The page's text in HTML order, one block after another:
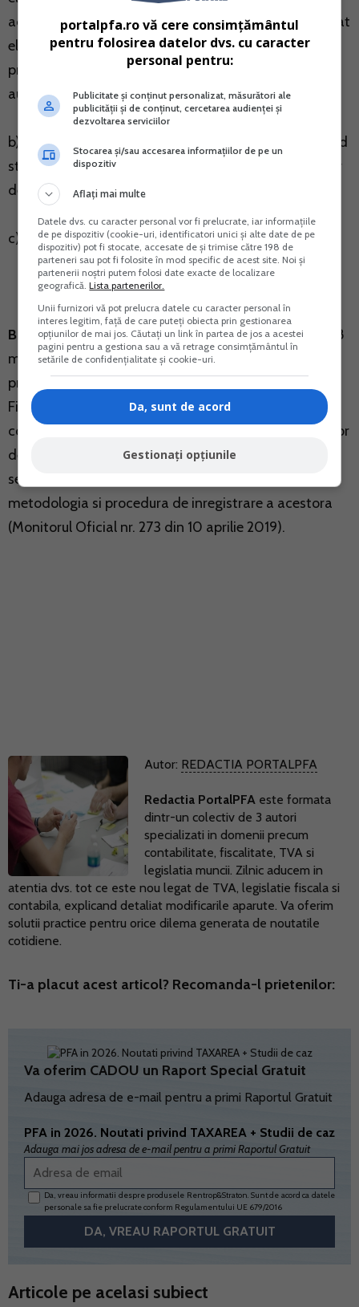
achizitionate intracomunitar si a aparatelor de marcat
electronice fiscale adaptate pentru a corespunde
prevederilor art. 3 alin. (2) din OUG nr. 28/1999 si care
au obtinut avizul tehnic favorabil.
b) Formular pentru inregistrarea unor schimbari privind
starea/situatia, precum si livrarea/achizitia aparatelor
de marcat electronice fiscale.
c) Notificare.
Baza legala:Ordinul presedintelui ANAF nr. 857 din 28
martie 2019 privind modificarea Ordinului
presedintelui Agentiei Nationale de Administrare
Fiscala nr. 4.156/2017 pentru aprobarea informatiilor
continute in registrul national de evidenta a aparatelor
de marcat electronice fiscale instalate in judete si in
sectoarele municipiului Bucuresti, precum si
metodologia si procedura de inregistrare a acestora
(Monitorul Oficial nr. 273 din 10 aprilie 2019).
Autor: REDACTIA PORTALPFA
Redactia PortalPFA este formata
dintr-un colectiv de 3 autori
specializati in domenii precum
contabilitate, fiscalitate, TVA si
legislatia muncii. Zilnic aducem in
atentia dvs. tot ce este nou legat de TVA, legislatie fiscala si
contabila, explicand detaliat modificarile aparute. Va oferim
solutii practice pentru orice dilema generata de noutatile
cotidiene.
Ti-a placut acest articol? Recomanda-l prietenilor:
Va oferim CADOU un Raport Special Gratuit
Adauga adresa de e-mail pentru a primi Raportul Gratuit
PFA in 2026. Noutati privind TAXAREA + Studii de caz
Adauga mai jos adresa de e-mail pentru a primi Raportul Gratuit
Da, vreau informatii despre produsele Rentrop&Straton. Sunt de acord ca datele
personale sa fie prelucrate conform Regulamentului UE 679/2016
Articole pe acelasi subiect
portalpfa.ro vă cere consimțământul
pentru folosirea datelor dvs. cu caracter
personal pentru:
Publicitate și conținut personalizat, măsurători ale
publicității și de conținut, cercetarea audienței și
dezvoltarea serviciilor
Stocarea și/sau accesarea informațiilor de pe un
dispozitiv
Aflați mai multe
Datele dvs. cu caracter personal vor fi prelucrate, iar informațiile
de pe dispozitiv (cookie-uri, identificatori unici și alte date de pe
dispozitiv) pot fi stocate, accesate de și trimise către 198 de
parteneri sau pot fi folosite în mod specific de acest site. Noi și
partenerii noștri putem folosi date exacte de localizare
geografică.Lista partenerilor.
Unii furnizori vă pot prelucra datele cu caracter personal în
interes legitim, față de care puteți obiecta prin gestionarea
opțiunilor de mai jos. Căutați un link în partea de jos a acestei
pagini pentru a gestiona sau a vă retrage consimțământul în
setările de confidențialitate și cookie-uri.
Da, sunt de acord
Gestionați opțiunile